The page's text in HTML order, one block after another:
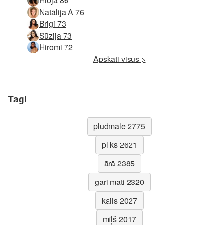
Natālija A 76
Brigi 73
Sūzija 73
Hiromi 72
Apskati visus >
Tagi
pludmale 2775
pliks 2621
ārā 2385
gari mati 2320
kails 2027
mīļš 2017